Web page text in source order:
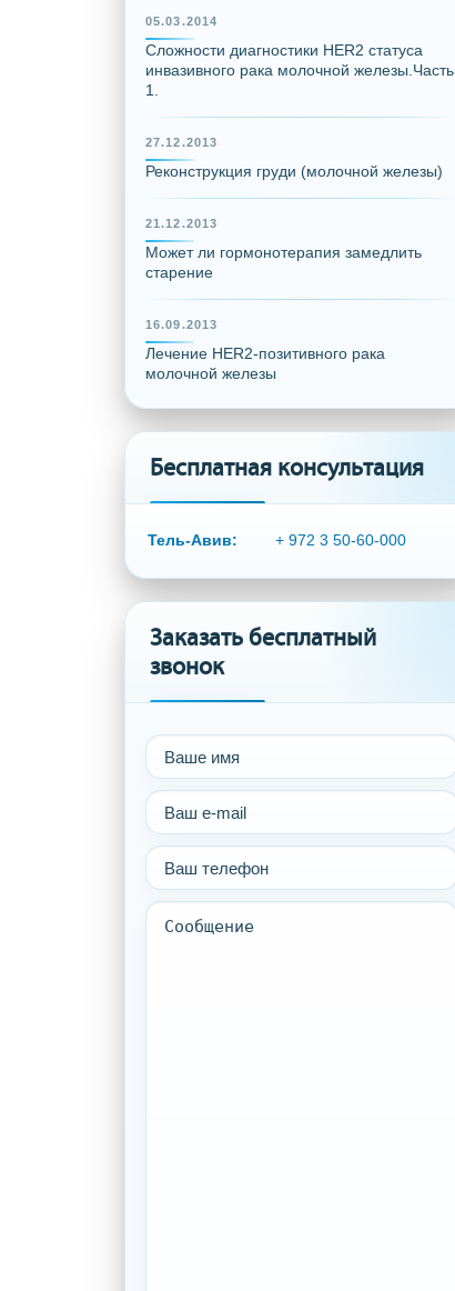
05.03.2014
Сложности диагностики HER2 статуса
инвазивного рака молочной железы.Часть
1.
27.12.2013
Реконструкция груди (молочной железы)
21.12.2013
Может ли гормонотерапия замедлить
старение
16.09.2013
Лечение HER2-позитивного рака
молочной железы
Бесплатная консультация
Тель-Авив: + 972 3 50-60-000
Заказать бесплатный
звонок